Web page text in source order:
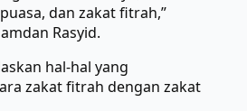
dan zakat fitrah,”
Rasyid.
hal-hal yang
zakat fitrah dengan zakat